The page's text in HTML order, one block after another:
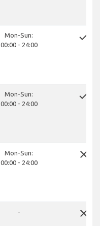
Mon-Sun:
00:00 - 24:00
done
Mon-Sun:
00:00 - 24:00
done
Mon-Sun:
00:00 - 24:00
close
- close